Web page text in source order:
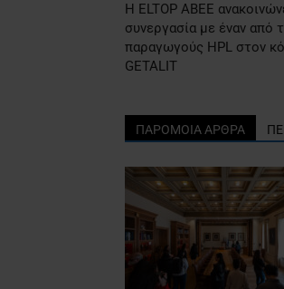
Η ELTOP ABEE
συνεργασία με έναν από
παραγωγούς HPL στον
GETALIT
ΠΑΡΟΜΟΙΑ ΑΡΘΡΑ